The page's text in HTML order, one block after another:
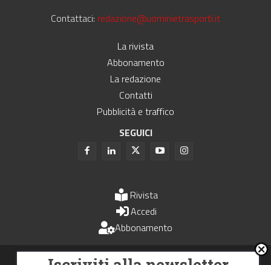
Contattaci: redazione@uominietrasporti.it
La rivista
Abbonamento
La redazione
Contatti
Pubblicità e traffico
SEGUICI
Rivista
Accedi
Abbonamento
Uomini e Trasporti è un periodico associato all'Unione Stampa